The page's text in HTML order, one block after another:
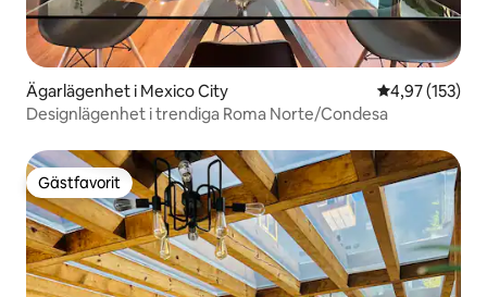
Ägarlägenhet i Mexico City 4,97 av 5 i
4,97 (153)
Designlägenhet i trendiga Roma Norte/Condesa
Gästfavorit
Gästfavorit